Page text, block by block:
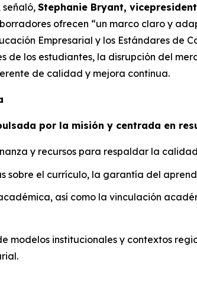
Stephanie Bryant,
ofrecen “un marco claro y
Empresarial y los Estándares de
de los estudiantes, la disrupción del
de calidad y mejora continua.
por la misión y centrada en
y recursos para respaldar la
sobre el currículo, la garantía del
así como la vinculación
modelos institucionales y contextos